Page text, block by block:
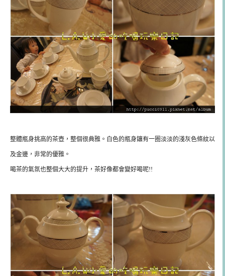
整體瓶身挑高的茶壺，整個很典雅。白色的瓶身鑲有一圈淡淡的淺灰色條紋以
及金邊，非常的優雅。
喝茶的氣氛也整個大大的提升，茶好像都會變好喝呢!!